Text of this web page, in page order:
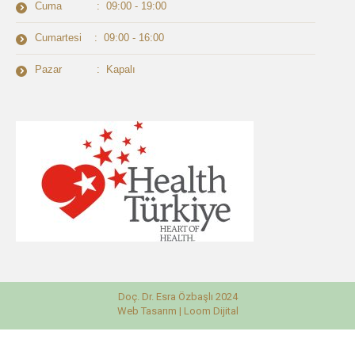
Cuma : 09:00 - 19:00
Cumartesi : 09:00 - 16:00
Pazar : Kapalı
Doç. Dr. Esra Özbaşlı 2024
Web Tasarım | Loom Dijital